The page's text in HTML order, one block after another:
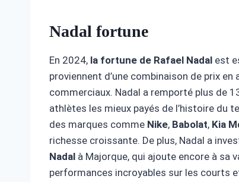
Nadal fortune
En 2024, la fortune de Rafael Nadal est
proviennent d’une combinaison de prix
commerciaux. Nadal a remporté plus de
athlètes les mieux payés de l’histoire du
des marques comme Nike, Babolat, Kia
richesse croissante. De plus, Nadal a
Nadal à Majorque, qui ajoute encore à sa
performances incroyables sur les courts